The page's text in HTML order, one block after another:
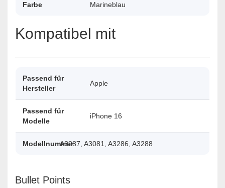
Farbe Marineblau
Kompatibel mit
Passend für
Hersteller
Apple
Passend für
Modelle
iPhone 16
ModellnummerA3287, A3081, A3286, A3288
Bullet Points